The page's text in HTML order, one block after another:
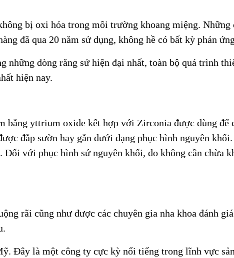
bị oxi hóa trong môi trường khoang miệng.
đã qua 20 năm sử dụng, không hề có bất kỳ phản
những dòng răng sứ hiện đại nhất, toàn bộ quá trình
hiện nay.
bằng yttrium oxide kết hợp với Zirconia được dùng để
đắp sườn hay gắn dưới dạng phục hình nguyên
với phục hình sứ nguyên khối, do không cần chừa
rãi cũng như được các chuyên gia nha khoa đánh
Đây là một công ty cực kỳ nổi tiếng trong lĩnh vực